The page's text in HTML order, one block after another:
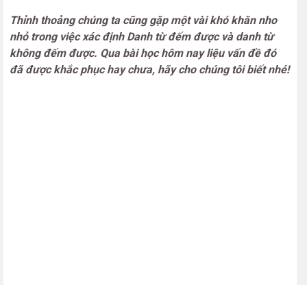
Thỉnh thoảng chúng ta cũng gặp một vài khó khăn nho
nhỏ trong việc xác định Danh từ đếm được và danh từ
không đếm được. Qua bài học hôm nay liệu vấn đề đó
đã được khắc phục hay chưa, hãy cho chúng tôi biết nhé!